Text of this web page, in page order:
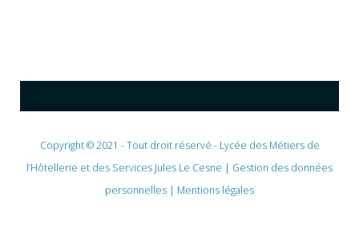
Copyright © 2021 - Tout droit réservé - Lycée des Métiers de
l’Hôtellerie et des Services Jules Le Cesne | Gestion des données
personnelles | Mentions légales